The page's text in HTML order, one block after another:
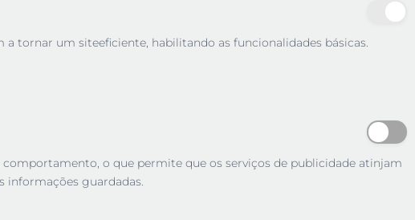
tornar um siteeficiente, habilitando as funcionalidades básicas.
o que permite que os serviços de publicidade atinjam
informações guardadas.